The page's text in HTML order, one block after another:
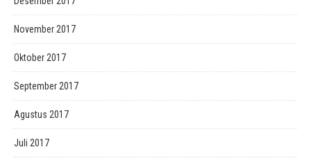
November 2017
Oktober 2017
September 2017
Agustus 2017
Juli 2017